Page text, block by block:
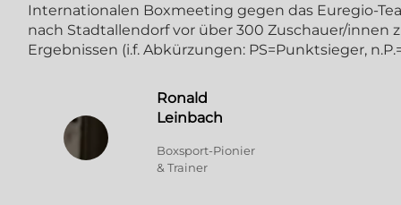
Internationalen Boxmeeting gegen das Euregio-
nach Stadtallendorf vor über 300 Zuschauer/
Ergebnissen (i.f. Abkürzungen: PS=Punktsieger,
Ronald
Leinbach
Boxsport-Pionier
& Trainer